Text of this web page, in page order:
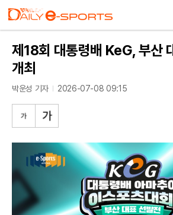
제18회 대통령배 KeG, 부산
개최
박운성 기자 2026-07-08 09:15